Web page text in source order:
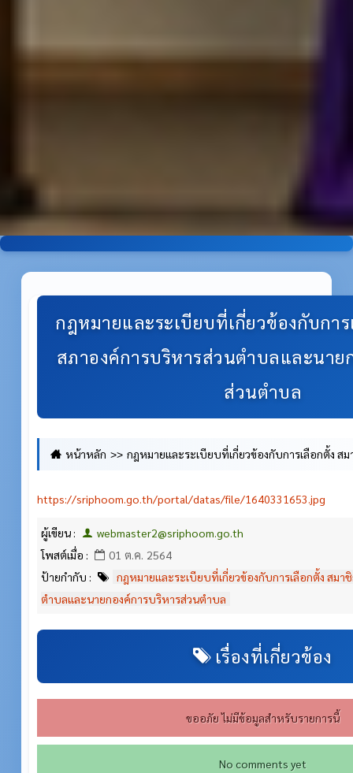
กฎหมายและระเบียบที่เกี่ยวข้องกับกา
สภาองค์การบริหารส่วนตำบลและนาย
ส่วนตำบล
หน้าหลัก
กฎหมายและระเบียบที่เกี่ยวข้องกับการเลือกตั้ง ส
https://sriphoom.go.th/portal/datas/file/1640331653.jpg
ผู้เขียน :
webmaster2@sriphoom.go.th
โพสต์เมื่อ :
01 ต.ค. 2564
ป้ายกำกับ :
กฎหมายและระเบียบที่เกี่ยวข้องกับการเลือกตั้ง สมา
ตำบลและนายกองค์การบริหารส่วนตำบล
เรื่องที่เกี่ยวข้อง
ขออภัย ไม่มีข้อมูลสำหรับรายการนี้
No comments yet